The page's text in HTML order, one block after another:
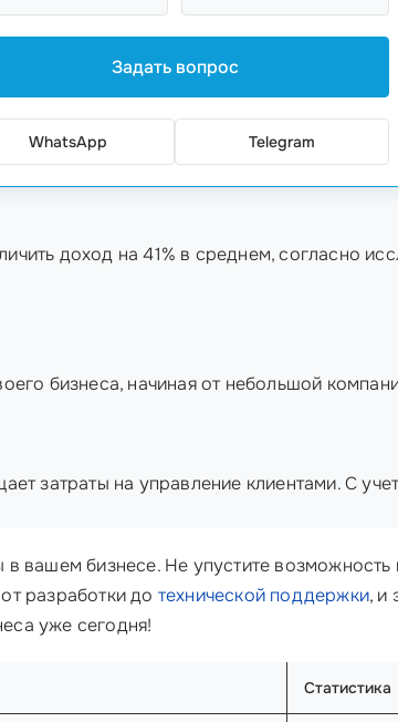
прогресс каждого члена.
доход на 41% в среднем, согласно
бизнеса, начиная от небольшой
затраты на управление клиентами. С
в вашем бизнесе. Не упустите возможность
от разработки до технической поддержки, и
уже сегодня!
Статистика
Задать вопрос
WhatsApp Telegram